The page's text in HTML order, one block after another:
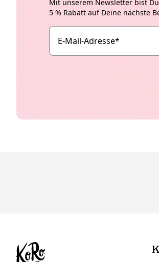
Mit unserem Newsletter bist
5 % Rabatt auf Deine nächste
E-Mail-Adresse*